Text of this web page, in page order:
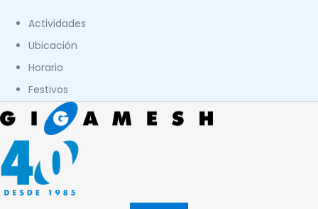
Actividades
Ubicación
Horario
Festivos